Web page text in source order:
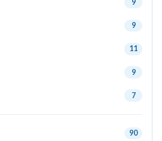
9
9
11
9
7
90